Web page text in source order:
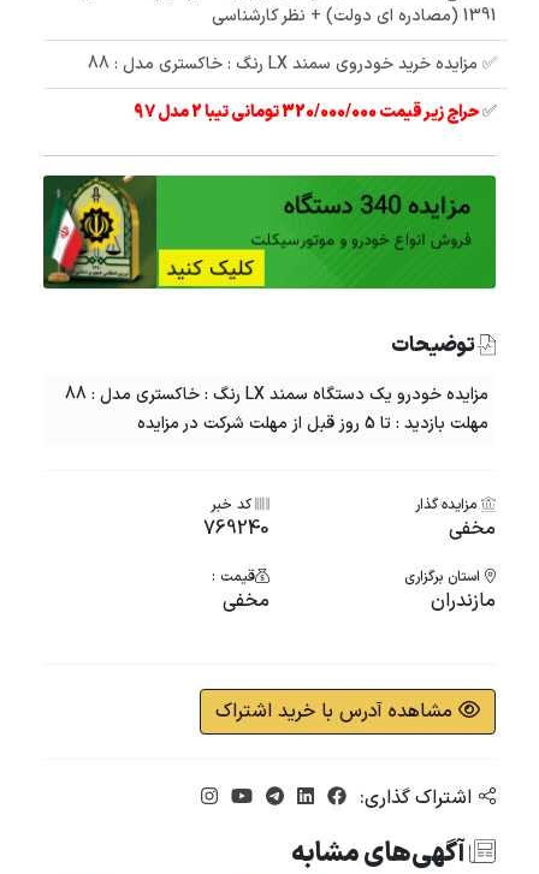
1391 (مصادره ای دولت) + نظر کارشناسی
✅ مزایده خرید خودروی سمند LX رنگ : خاکستری مدل : 88
✅حراج زیر قیمت 320/000/000 تومانی تیبا 2 مدل 97
توضیحات
مزایده خودرو یک دستگاه سمند LX رنگ : خاکستری مدل : 88
مهلت بازدید : تا 5 روز قبل از مهلت شرکت در مزایده
مزایده گذار
مخفی
کد خبر
769240
استان برگزاری
مازندران
قیمت :
مخفی
مشاهده آدرس با خرید اشتراک
اشتراک گذاری:
آگهی‌های مشابه